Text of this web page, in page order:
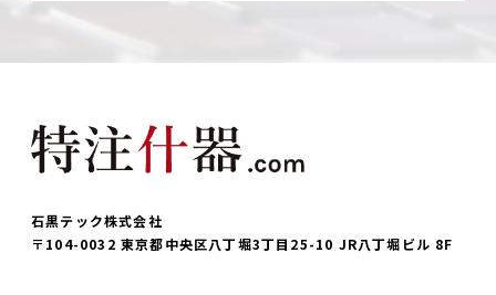
石黒テック株式会社
〒104-0032 東京都中央区八丁堀3丁目25-10 JR八丁堀ビル 8F